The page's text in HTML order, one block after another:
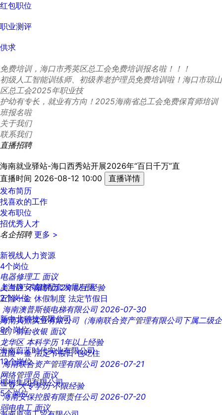
红包职位
职业测评
供求
免费培训，海口市秀英区总工会免费培训报名啦！！！
初级人工智能训练师、初级养老护理员免费培训啦！海口市琼山
区总工会2025年职业技
护幼有专长，就业有方向！2025海南省总工会免费保育师培训
班报名啦
关于我们
联系我们
直播招聘
海南就业驿站-海口西秀站开展2026年“百日千万”直
直播时间 2026-08-12 10:00
直播详情
发布简历
找喜欢的工作
发布职位
招优秀人才
名企招聘 更多 >
新视线人力资源
4个岗位
上海静安城建配套发展有限
2个岗位
新中北科技有限公司
8个岗位
海南蔚蓝时代实业有限公司
12个岗位
椰树集团有限公司
5个岗位
电器修理工 面议
美兰区不限学历 2年以上经验
五险一金 休假制度 法定节假日
海南澳普斯顿电梯有限公司 2026-07-30
海南寅鼎实业有限公司（海南联合资产管理有限公司下属二级企
业）前台收银 面议
龙华区 本科学历 1年以上经验
五险一金 法定节假日 包吃住
海南联合资产管理有限公司 2026-07-21
网络管理员 面议
三亚大专学历 不限经验
海南安保控股有限责任公司 2026-07-20
弱电电工 面议